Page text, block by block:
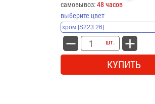
самовывоз:48 часов
выберите цвет
шт.
КУПИТЬ